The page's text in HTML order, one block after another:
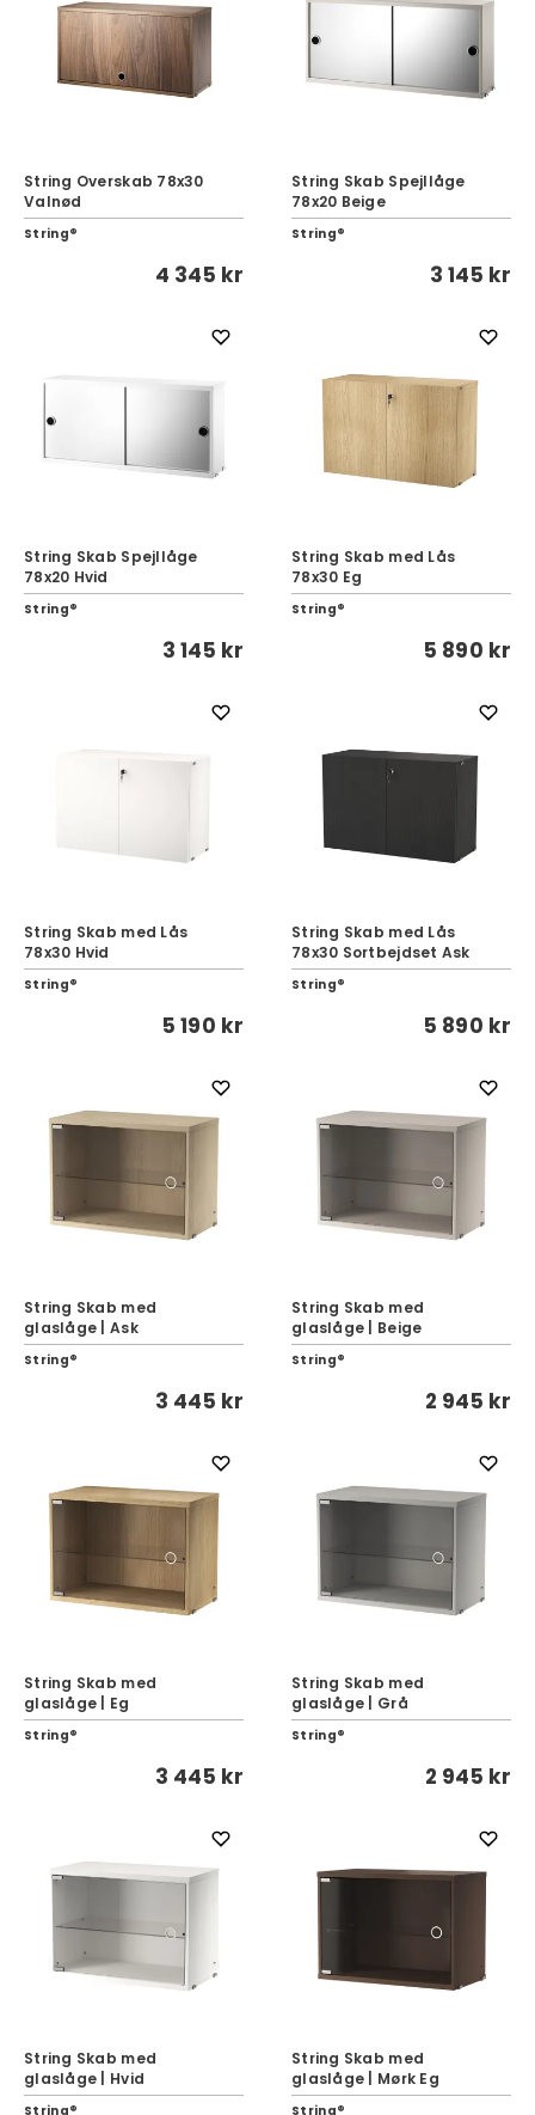
String Overskab 78x30
Valnød
String®
4 345 kr
String Skab Spejllåge
78x20 Beige
String®
3 145 kr
String Skab Spejllåge
78x20 Hvid
String®
3 145 kr
String Skab med Lås
78x30 Eg
String®
5 890 kr
String Skab med Lås
78x30 Hvid
String®
5 190 kr
String Skab med Lås
78x30 Sortbejdset Ask
String®
5 890 kr
String Skab med
glaslåge | Ask
String®
3 445 kr
String Skab med
glaslåge | Beige
String®
2 945 kr
String Skab med
glaslåge | Eg
String®
3 445 kr
String Skab med
glaslåge | Grå
String®
2 945 kr
String Skab med
glaslåge | Hvid
String®
String Skab med
glaslåge | Mørk Eg
String®